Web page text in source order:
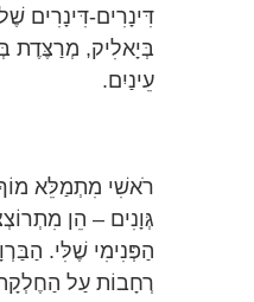
דִּינָרִים-דִּינָרִים
בְּיָאלִיק, מְרַצֶּדֶת
עֵינַיִם.
רֹאשִׁי מִתְמַלֵּא
גְּוָנִים – הֵן
הַפְּנִימִי שֶׁלִּי.
רְחָבוֹת עַל